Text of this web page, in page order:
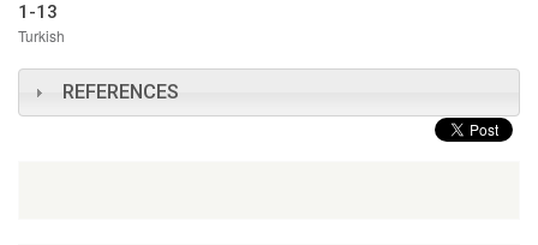
1-13
Turkish
REFERENCES